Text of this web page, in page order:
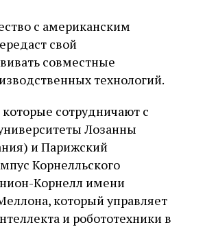
с американским
свой
совместные
технологий.
сотрудничают с
Лозанны
и Парижский
Корнелльского
Корнелл имени
который управляет
и робототехники в